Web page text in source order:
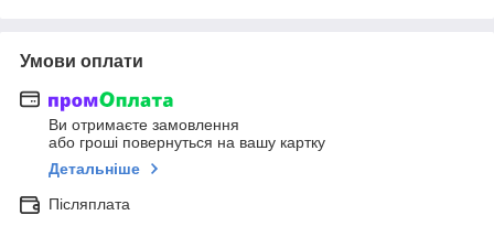
Умови оплати
Ви отримаєте замовлення
або гроші повернуться на вашу картку
Детальніше
Післяплата